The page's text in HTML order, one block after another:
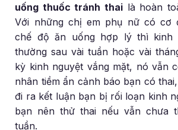
uống thuốc tránh thai là hoàn
Với những chị em phụ nữ có cơ
chế độ ăn uống hợp lý thì kinh
thường sau vài tuần hoặc vài
kỳ kinh nguyệt vắng mặt, nó vẫn
nhân tiềm ẩn cảnh báo bạn có
đi ra kết luận bạn bị rối loạn kinh
bạn nên thử thai nếu vẫn chưa
tuần.